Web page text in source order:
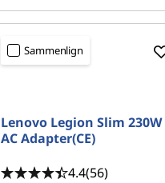
Sammenlign
Lenovo Legion Slim 230W
AC Adapter(CE)
4.4(56)